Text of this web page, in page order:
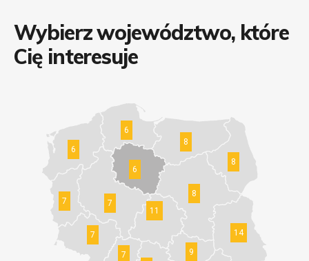
Wybierz województwo, które
Cię interesuje
6
7
6
14
7
11
8
8
6
9
8
7
7